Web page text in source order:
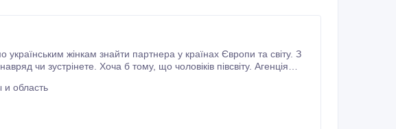
жінкам знайти партнера у країнах Європи та світу. З
область